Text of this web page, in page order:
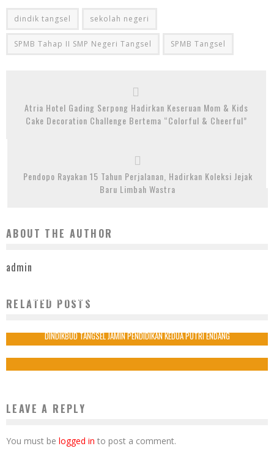
dindik tangsel sekolah negeri
SPMB Tahap II SMP Negeri Tangsel SPMB Tangsel
Atria Hotel Gading Serpong Hadirkan Keseruan Mom & Kids
Cake Decoration Challenge Bertema “Colorful & Cheerful”
Pendopo Rayakan 15 Tahun Perjalanan, Hadirkan Koleksi Jejak
Baru Limbah Wastra
ABOUT THE AUTHOR
admin
RELATED POSTS
MUDAH DAN TRANSPARAN, WARGA HARAPKAN SPMB SD NEGERI DI TANGSEL
DINDIKBUD TANGSEL JAMIN PENDIDIKAN KEDUA PUTRI ENDANG
LEAVE A REPLY
You must be logged in to post a comment.